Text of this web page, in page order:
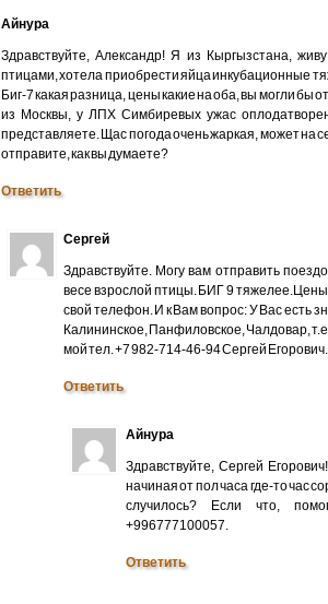
Айнура
Здравствуйте, Александр! Я из Кыргызстана,
птицами, хотела приобрести яйца инкубационные
Биг-7 какая разница, цены какие на оба, вы могли бы
из Москвы, у ЛПХ Симбиревых ужас
представляете. Щас погода очень жаркая, может на
отправите, как вы думаете?
Ответить
Сергей
Здравствуйте. Могу вам отправить
весе взрослой птицы. БИГ 9
свой телефон. И к Вам вопрос: У Вас есть
Калининское, Панфиловское, Чалдовар,
мой тел. +7 982-714-46-94 Сергей Егорович.
Ответить
Айнура
Здравствуйте, Сергей
начиная от пол часа где-то час
случилось? Если что,
+996777100057.
Ответить